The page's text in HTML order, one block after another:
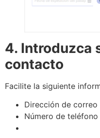
4. Introduzca
contacto
Facilite la siguiente
Dirección de
Número de teléfono